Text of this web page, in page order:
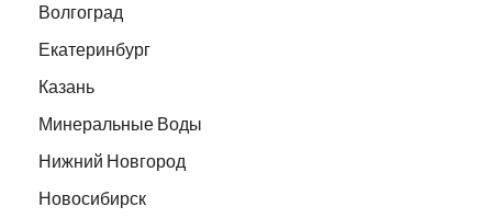
Волгоград
Екатеринбург
Казань
Минеральные Воды
Нижний Новгород
Новосибирск